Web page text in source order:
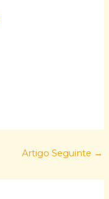
Artigo Seguinte →